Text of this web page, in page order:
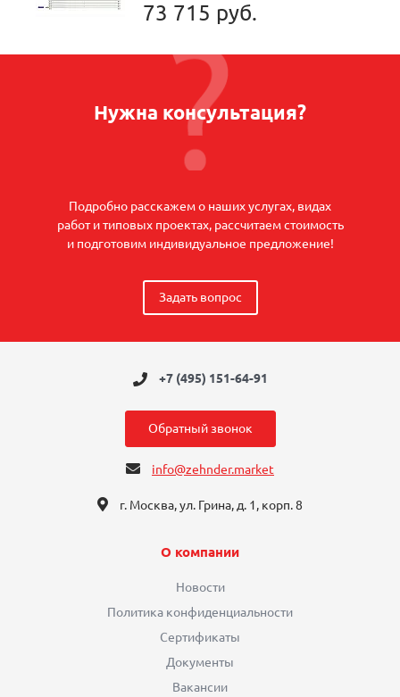
73 715 руб.
Нужна консультация?
Подробно расскажем о наших услугах, видах
работ и типовых проектах, рассчитаем стоимость
и подготовим индивидуальное предложение!
Задать вопрос
+7 (495) 151-64-91
Обратный звонок
info@zehnder.market
г. Москва, ул. Грина, д. 1, корп. 8
О компании
Новости
Политика конфиденциальности
Сертификаты
Документы
Вакансии